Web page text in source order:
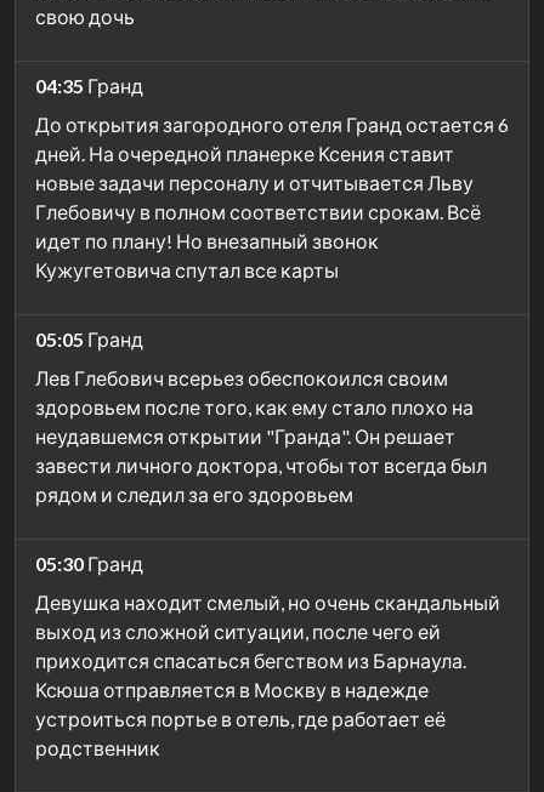
свою дочь
04:35 Гранд
До открытия загородного отеля Гранд остается 6
дней. На очередной планерке Ксения ставит
новые задачи персоналу и отчитывается Льву
Глебовичу в полном соответствии срокам. Всё
идет по плану! Но внезапный звонок
Кужугетовича спутал все карты
05:05 Гранд
Лев Глебович всерьез обеспокоился своим
здоровьем после того, как ему стало плохо на
неудавшемся открытии "Гранда". Он решает
завести личного доктора, чтобы тот всегда был
рядом и следил за его здоровьем
05:30 Гранд
Девушка находит смелый, но очень скандальный
выход из сложной ситуации, после чего ей
приходится спасаться бегством из Барнаула.
Ксюша отправляется в Москву в надежде
устроиться портье в отель, где работает её
родственник